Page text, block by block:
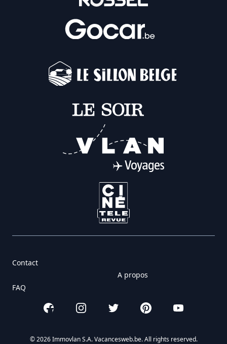
Contact
FAQ
A propos
FacebookInstagramTwitter PinterestYouTube
© 2026 Immovlan S.A. Vacancesweb.be. All rights reserved.